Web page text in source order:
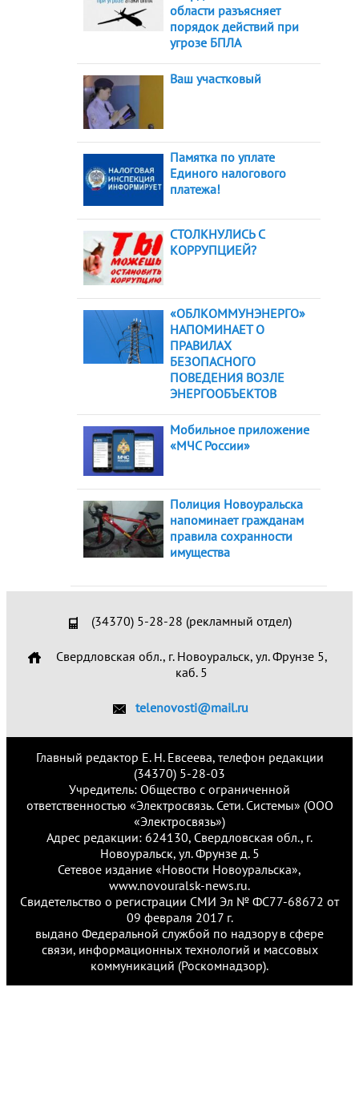
области разъясняет
порядок действий при
угрозе БПЛА
Ваш участковый
Памятка по уплате
Единого налогового
платежа!
СТОЛКНУЛИСЬ С
КОРРУПЦИЕЙ?
«ОБЛКОММУНЭНЕРГО»
НАПОМИНАЕТ О
ПРАВИЛАХ
БЕЗОПАСНОГО
ПОВЕДЕНИЯ ВОЗЛЕ
ЭНЕРГООБЪЕКТОВ
Мобильное приложение
«МЧС России»
Полиция Новоуральска
напоминает гражданам
правила сохранности
имущества
(34370) 5-28-28 (рекламный отдел)
Свердловская обл., г. Новоуральск, ул. Фрунзе 5,
каб. 5
telenovosti@mail.ru
Главный редактор Е. Н. Евсеева, телефон редакции
(34370) 5-28-03
Учредитель: Общество с ограниченной
ответственностью «Электросвязь. Сети. Системы» (ООО
«Электросвязь»)
Адрес редакции: 624130, Свердловская обл., г.
Новоуральск, ул. Фрунзе д. 5
Сетевое издание «Новости Новоуральска»,
www.novouralsk-news.ru.
Свидетельство о регистрации СМИ Эл № ФС77-68672 от
09 февраля 2017 г.
выдано Федеральной службой по надзору в сфере
связи, информационных технологий и массовых
коммуникаций (Роскомнадзор).